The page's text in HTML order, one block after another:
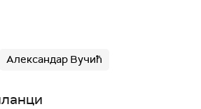
Александар Вучић